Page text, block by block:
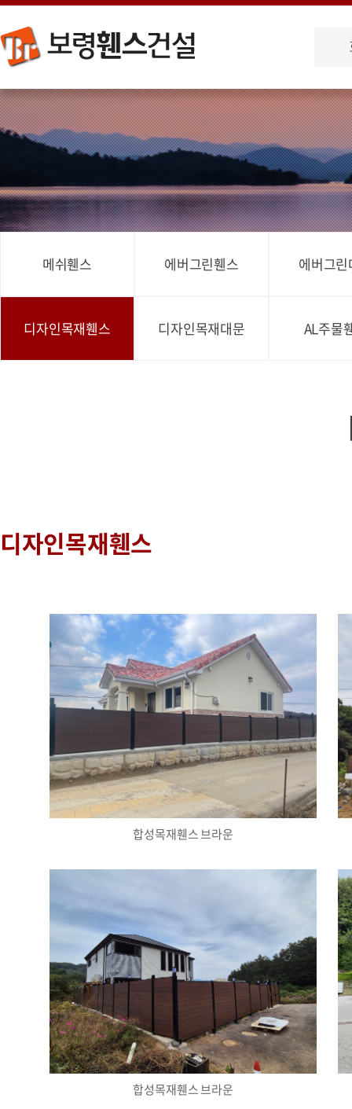
메쉬휀스 에버그린휀스 에버그
디자인목재휀스 디자인목재대문 AL주물
디자인목재휀스
합성목재휀스 브라운
합성목재휀스 브라운